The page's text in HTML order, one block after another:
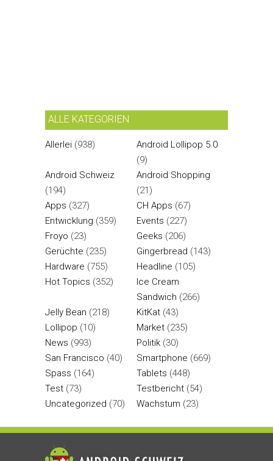
ALLE KATEGORIEN
Allerlei (938)
Android Lollipop 5.0
(9)
Android Schweiz
(194)
Android Shopping
(21)
Apps (327) CH Apps (67)
Entwicklung (359) Events (227)
Froyo (23) Geeks (206)
Gerüchte (235) Gingerbread (143)
Hardware (755) Headline (105)
Hot Topics (352)
Ice Cream
Sandwich (266)
Jelly Bean (218) KitKat (43)
Lollipop (10) Market (235)
News (993) Politik (30)
San Francisco (40) Smartphone (669)
Spass (164) Tablets (448)
Test (73) Testbericht (54)
Uncategorized (70) Wachstum (23)